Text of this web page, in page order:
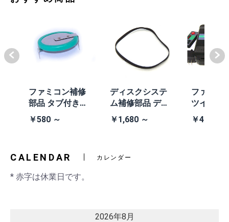
ファミコン補修
部品 タブ付きコ
イン電池(CR203
2)
￥580 ～
ディスクシステ
ム補修部品 ディ
スクシステム用
交換ベルト
￥1,680 ～
ファミコ
ツインフ
ン本体
黒・連射
￥41,980
CALENDAR カレンダー
* 赤字は休業日です。
2026年8月